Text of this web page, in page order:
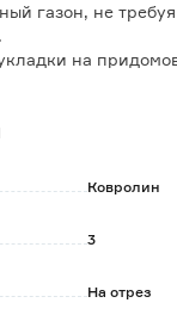
газон, не
на
и истиранию;
указывать
Ковролин
3
На отрез